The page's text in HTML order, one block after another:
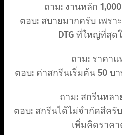
ถาม: งานหลัก
ตอบ: สบายมากครับ เพรา
DTG ที่ใหญ่ที่สุด
ถาม: ราคาแ
ตอบ: ค่าสกรีนเริ่มต้น 50 บ
ถาม: สกรีนหลา
ตอบ: สกรีนได้ไม่จำกัดสีครั
เพิ่มคิดราคา